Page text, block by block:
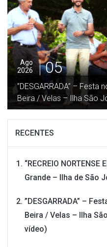
Ago
2026
05
”DESGARRADA” – Festa
Beira / Velas – Ilha São
RECENTES
“RECREIO NORTENSE
Grande – Ilha de São
”DESGARRADA” –
Beira / Velas – Ilha
vídeo)